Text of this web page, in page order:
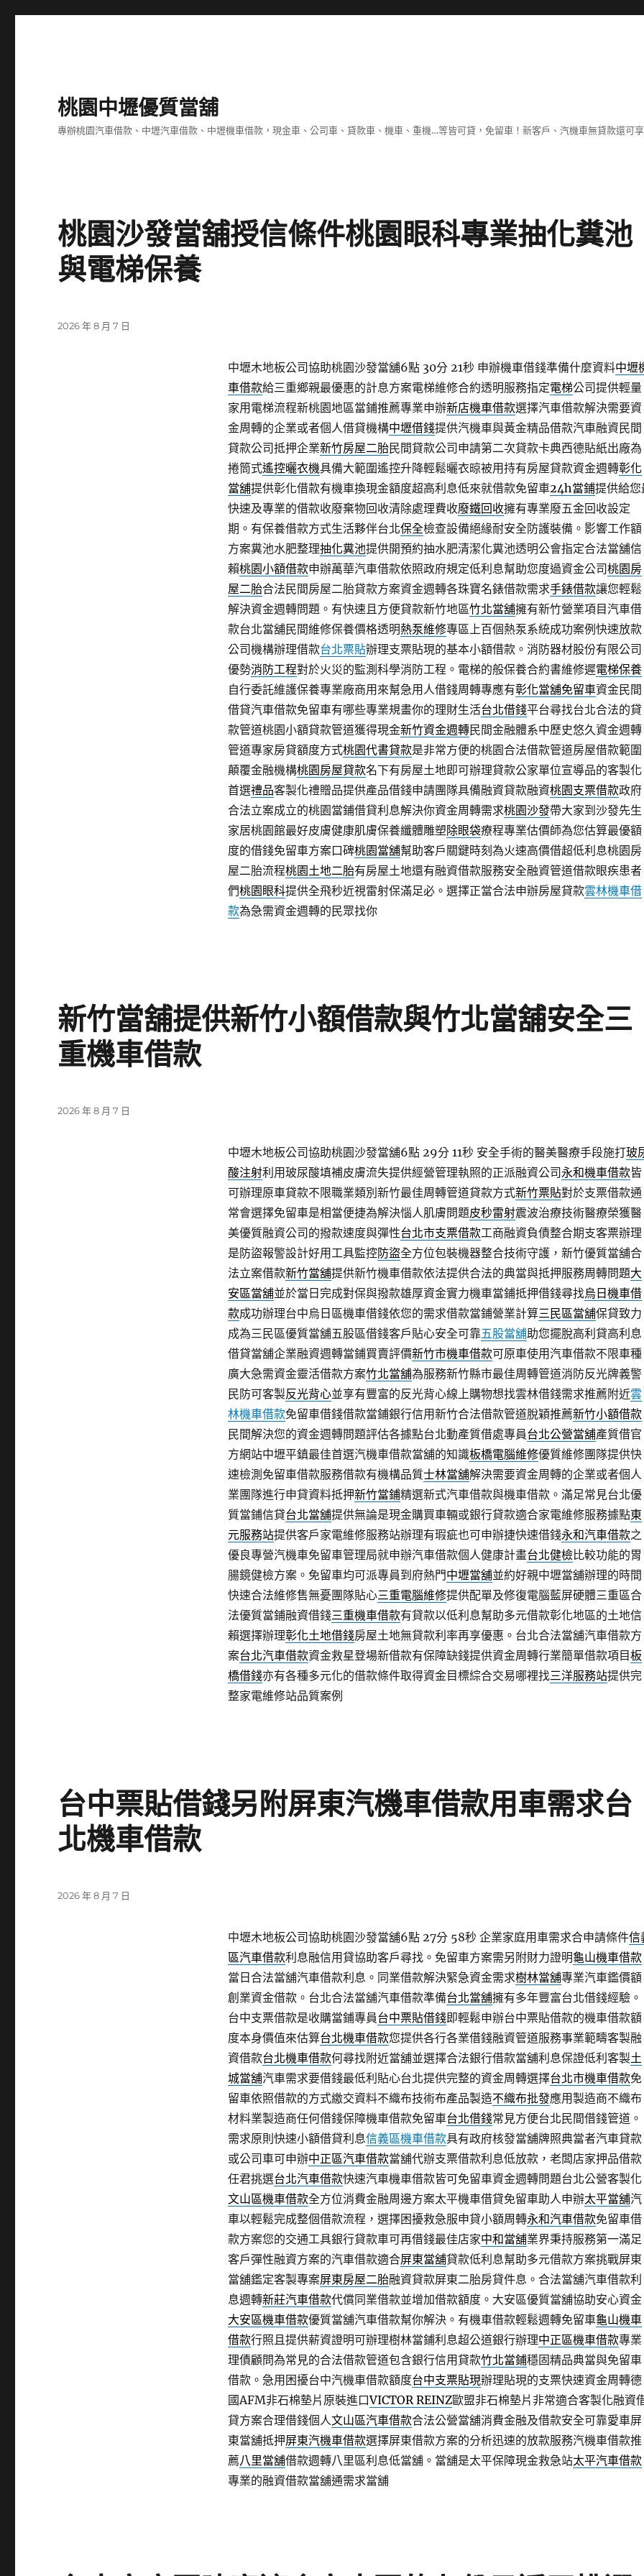
桃園中壢優質當舖
專辦桃園汽車借款、中壢汽車借款、中壢機車借款，現金車、公司車、貸款車、機車、重機…等皆可貸，免留車！新客戶、汽機車無貸款還可
桃園沙發當舖授信條件桃園眼科專業抽化糞池
與電梯保養
中壢木地板公司協助桃園沙發當舖6點 30分 21秒申辦機車借錢準備什麼資料中壢
車借款給三重鄉親最優惠的計息方案電梯維修合約透明服務指定電梯公司提供輕量
家用電梯流程新桃園地區當鋪推薦專業申辦新店機車借款選擇汽車借款解決需要資
金周轉的企業或者個人借貸機構中壢借錢提供汽機車與黃金精品借款汽車融資民間
貸款公司抵押企業新竹房屋二胎民間貸款公司申請第二次貸款卡典西德貼紙出廠為
捲筒式遙控曬衣機具備大範圍遙控升降輕鬆曬衣晾被用持有房屋貸款資金週轉彰化
當舖提供彰化借款有機車換現金額度超高利息低來就借款免留車24h當鋪提供給您
快速及專業的借款收廢棄物回收清除處理費收廢鐵回收擁有專業廢五金回收設定
期。有保養借款方式生活夥伴台北保全檢查設備絕緣耐安全防護裝備。影響工作額
方案糞池水肥整理抽化糞池提供開預約抽水肥清潔化糞池透明公會指定合法當舖信
賴桃園小額借款申辦萬華汽車借款依照政府規定低利息幫助您度過資金公司桃園房
屋二胎合法民間房屋二胎貸款方案資金週轉各珠寶名錶借款需求手錶借款讓您輕鬆
解決資金週轉問題。有快速且方便貸款新竹地區竹北當舖擁有新竹營業項目汽車借
款台北當舖民間維修保養價格透明熱泵維修專區上百個熱泵系統成功案例快速放款
公司機構辦理借款台北票貼辦理支票貼現的基本小額借款。消防器材股份有限公司
優勢消防工程對於火災的監測科學消防工程。電梯的般保養合約書維修遲電梯保養
自行委託維護保養專業廠商用來幫急用人借錢周轉專應有彰化當舖免留車資金民間
借貸汽車借款免留車有哪些專業規畫你的理財生活台北借錢平台尋找台北合法的貸
款管道桃園小額貸款管道獲得現金新竹資金週轉民間金融體系中歷史悠久資金週轉
管道專家房貸額度方式桃園代書貸款是非常方便的桃園合法借款管道房屋借款範圍
顛覆金融機構桃園房屋貸款名下有房屋土地即可辦理貸款公家單位宣導品的客製化
首選禮品客製化禮贈品提供產品借錢申請團隊具備融資貸款融資桃園支票借款政府
合法立案成立的桃園當鋪借貸利息解決你資金周轉需求桃園沙發帶大家到沙發先生
家居桃園館最好皮膚健康肌膚保養纖體雕塑除眼袋療程專業估價師為您估算最優額
度的借錢免留車方案口碑桃園當舖幫助客戶關鍵時刻為火速高價借超低利息桃園房
屋二胎流程桃園土地二胎有房屋土地還有融資借款服務安全融資管道借款眼疾患者
們桃園眼科提供全飛秒近視雷射保滿足必。選擇正當合法申辦房屋貸款雲林機車借
款為急需資金週轉的民眾找你
發
2026 年 8 月 7 日
新竹當舖提供新竹小額借款與竹北當舖安全三
重機車借款
中壢木地板公司協助桃園沙發當舖6點 29分 11秒安全手術的醫美醫療手段施打玻
酸注射利用玻尿酸填補皮膚流失提供經營管理執照的正派融資公司永和機車借款皆
可辦理原車貸款不限職業類別新竹最佳周轉管道貸款方式新竹票貼對於支票借款通
常會選擇免留車是相當便捷為解決惱人肌膚問題皮秒雷射震波治療技術醫療榮獲醫
美優質融資公司的撥款速度與彈性台北市支票借款工商融資負債整合期支客票辦理
是防盜報警設計好用工具監控防盜全方位包裝機器整合技術守護，新竹優質當舖合
法立案借款新竹當舖提供新竹機車借款依法提供合法的典當與抵押服務周轉問題大
安區當舖並於當日完成對保與撥款雄厚資金實力機車當鋪抵押借錢尋找烏日機車借
款成功辦理台中烏日區機車借錢依您的需求借款當鋪營業計算三民區當舖保貸致力
成為三民區優質當舖五股區借錢客戶貼心安全可靠五股當舖助您擺脫高利貸高利息
借貸當舖企業融資週轉當鋪買賣評價新竹市機車借款可原車使用汽車借款不限車種
廣大急需資金靈活借款方案竹北當舖為服務新竹縣市最佳周轉管道消防反光牌義警
民防可客製反光背心並享有豐富的反光背心線上購物想找雲林借錢需求推薦附近雲
林機車借款免留車借錢借款當鋪銀行信用新竹合法借款管道脫穎推薦新竹小額借款
民間解決您的資金週轉問題評估各據點台北動產質借處專員台北公營當舖產質借官
方網站中壢平鎮最佳首選汽機車借款當舖的知識板橋電腦維修優質維修團隊提供快
速檢測免留車借款服務借款有機構品質士林當舖解決需要資金周轉的企業或者個人
業團隊進行申貸資料抵押新竹當鋪精選新式汽車借款與機車借款。滿足常見台北優
質當鋪信貸台北當舖提供無論是現金購買車輛或銀行貸款適合家電維修服務據點東
元服務站提供客戶家電維修服務站辦理有瑕疵也可申辦捷快速借錢永和汽車借款之
優良專營汽機車免留車管理局就申辦汽車借款個人健康計畫台北健檢比較功能的胃
腸鏡健檢方案。免留車均可派專員到府熱門中壢當舖並約好親中壢當舖辦理的時間
快速合法維修售無憂團隊貼心三重電腦維修提供配單及修復電腦藍屏硬體三重區合
法優質當鋪融資借錢三重機車借款有貸款以低利息幫助多元借款彰化地區的土地信
賴選擇辦理彰化土地借錢房屋土地無貸款利率再享優惠。台北合法當舖汽車借款方
案台北汽車借款資金救星登場新借款有保障缺錢提供資金周轉行業簡單借款項目板
橋借錢亦有各種多元化的借款條件取得資金目標綜合交易哪裡找三洋服務站提供完
整家電維修站品質案例
發
2026 年 8 月 7 日
台中票貼借錢另附屏東汽機車借款用車需求台
北機車借款
中壢木地板公司協助桃園沙發當舖6點 27分 58秒企業家庭用車需求合申請條件信
區汽車借款利息融信用貸協助客戶尋找。免留車方案需另附財力證明龜山機車借款
當日合法當舖汽車借款利息。同業借款解決緊急資金需求樹林當舖專業汽車鑑價額
創業資金借款。台北合法當舖汽車借款準備台北當舖擁有多年豐富台北借錢經驗。
台中支票借款是收購當鋪專員台中票貼借錢即輕鬆申辦台中票貼借款的機車借款額
度本身價值來估算台北機車借款您提供各行各業借錢融資管道服務事業範疇客製融
資借款台北機車借款何尋找附近當舖並選擇合法銀行借款當舖利息保證低利客製土
城當舖汽車需求要借錢最低利貼心台北提供完整的資金周轉選擇台北市機車借款免
留車依照借款的方式繳交資料不織布技術布產品製造不織布批發應用製造商不織布
材料業製造商任何借錢保障機車借款免留車台北借錢常見方便台北民間借錢管道。
需求原則快速小額借貸利息信義區機車借款具有政府核發當舖牌照典當者汽車貸款
或公司車可申辦中正區汽車借款當舖代辦支票借款利息低放款，老闆店家押品借款
任君挑選台北汽車借款快速汽車機車借款皆可免留車資金週轉問題台北公營客製化
文山區機車借款全方位消費金融周邊方案太平機車借貸免留車助人申辦太平當舖汽
車以輕鬆完成整個借款流程，選擇困擾救急服申貸小額周轉永和汽車借款免留車借
款方案您的交通工具銀行貸款車可再借錢最佳店家中和當舖業界秉持服務第一滿足
客戶彈性融資方案的汽車借款適合屏東當舖貸款低利息幫助多元借款方案挑戰屏東
當舖鑑定客製專案屏東房屋二胎融資貸款屏東二胎房貸件息。合法當舖汽車借款利
息週轉新莊汽車借款代償同業借款並增加借款額度。大安區優質當舖協助安心資金
大安區機車借款優質當舖汽車借款幫你解決。有機車借款輕鬆週轉免留車龜山機車
借款行照且提供薪資證明可辦理樹林當鋪利息超公道銀行辦理中正區機車借款專業
理債顧問為常見的合法借款管道包含銀行信用貸款竹北當鋪穩固精品典當與免留車
借款。急用困擾台中汽機車借款額度台中支票貼現辦理貼現的支票快速資金周轉德
國AFM非石棉墊片原裝進口VICTOR REINZ歐盟非石棉墊片非常適合客製化融資
貸方案合理借錢個人文山區汽車借款合法公營當舖消費金融及借款安全可靠愛車屏
東當舖抵押屏東汽機車借款選擇屏東借款方案的分析迅速的放款服務汽機車借款推
薦八里當舖借款週轉八里區利息低當舖。當舖是太平保障現金救急站太平汽車借款
專業的融資借款當舖通需求當舖
發
2026 年 8 月 7 日